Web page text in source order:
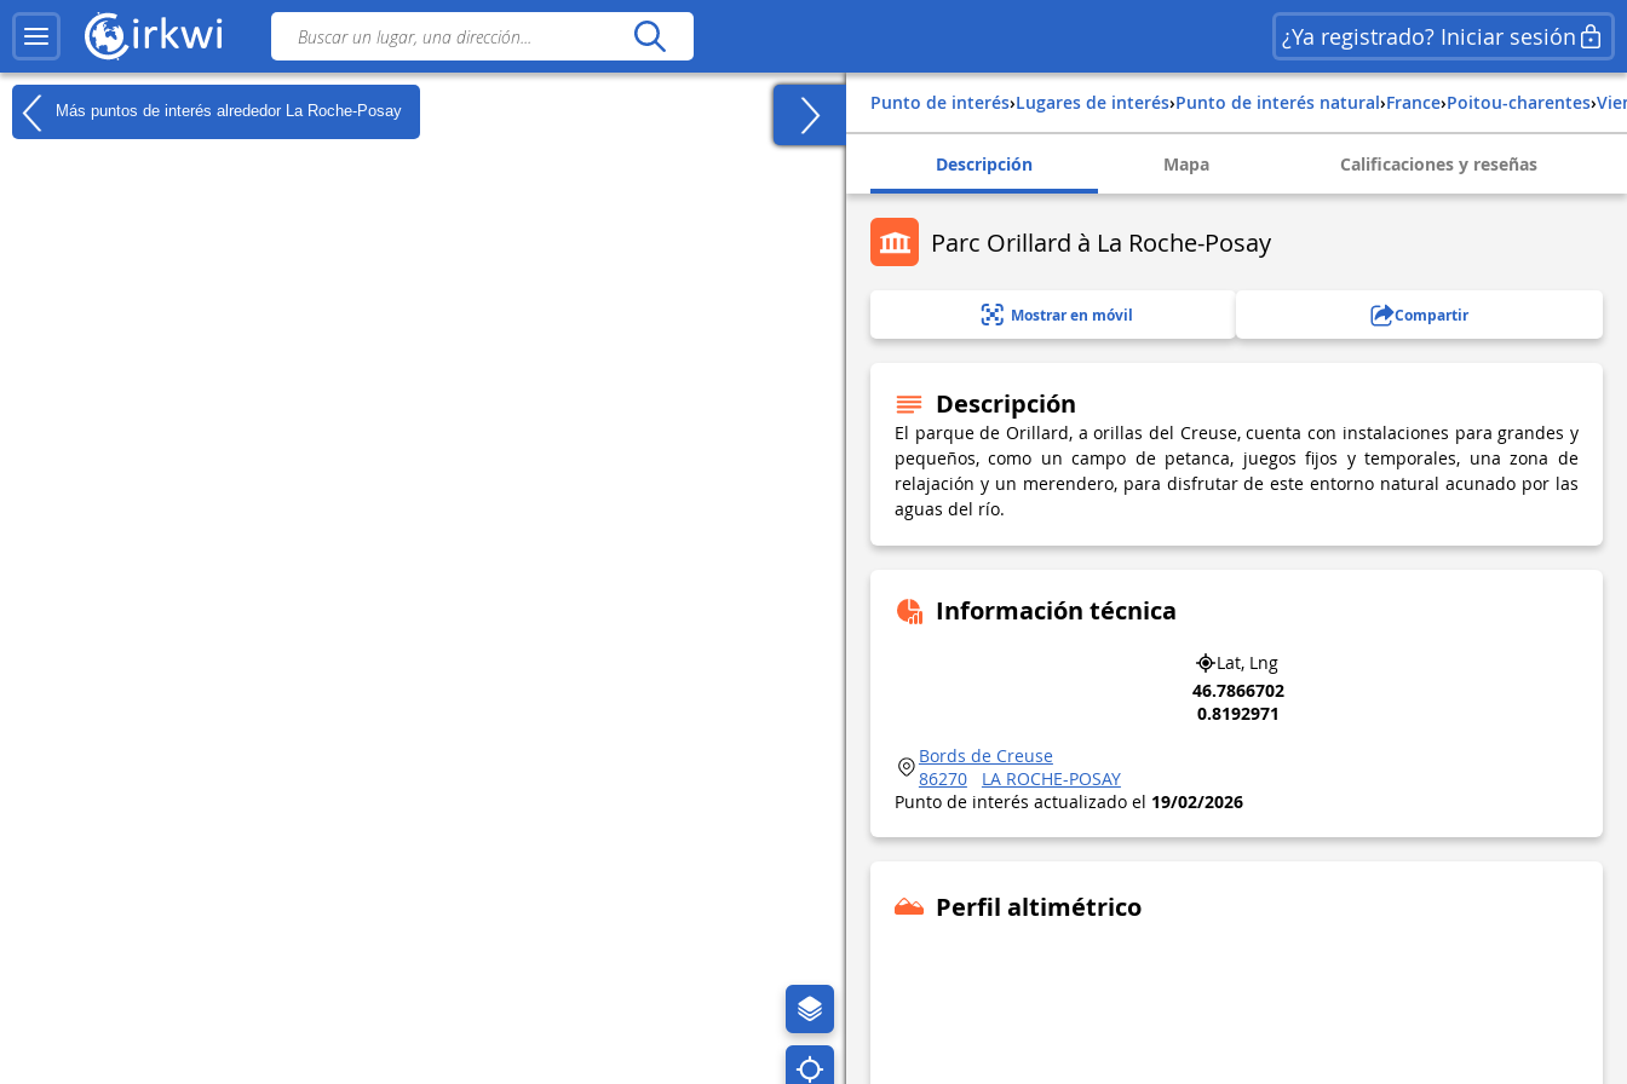
¿Ya registrado? Iniciar sesión
Más puntos de interés alrededor La Roche-Posay Punto de interés› Lugares de interés› Punto de interés natural› france› poitou-charentes›
Descripción Mapa Calificaciones y reseñas
Parc Orillard à La Roche-Posay
Mostrar en móvil Compartir
Descripción
El parque de Orillard, a orillas del Creuse, cuenta con instalaciones para grandes y
pequeños, como un campo de petanca, juegos fijos y temporales, una zona de
relajación y un merendero, para disfrutar de este entorno natural acunado por las
aguas del río.
Información técnica
Lat, Lng
46.7866702
0.8192971
Bords de Creuse
86270
LA ROCHE-POSAY
Punto de interés actualizado el 19/02/2026
Perfil altimétrico